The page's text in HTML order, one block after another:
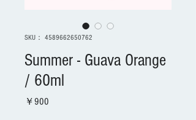
SKU： 4589662650762
Summer - Guava Orange
/ 60ml
￥900